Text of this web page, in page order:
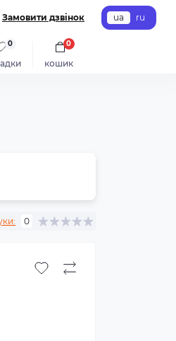
Замовити дзвінок ua ru
0
кошик
0
0